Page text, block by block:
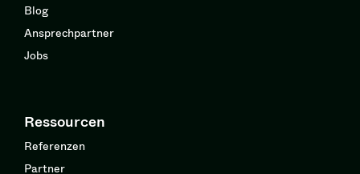
Blog
Ansprechpartner
Jobs
Ressourcen
Referenzen
Partner